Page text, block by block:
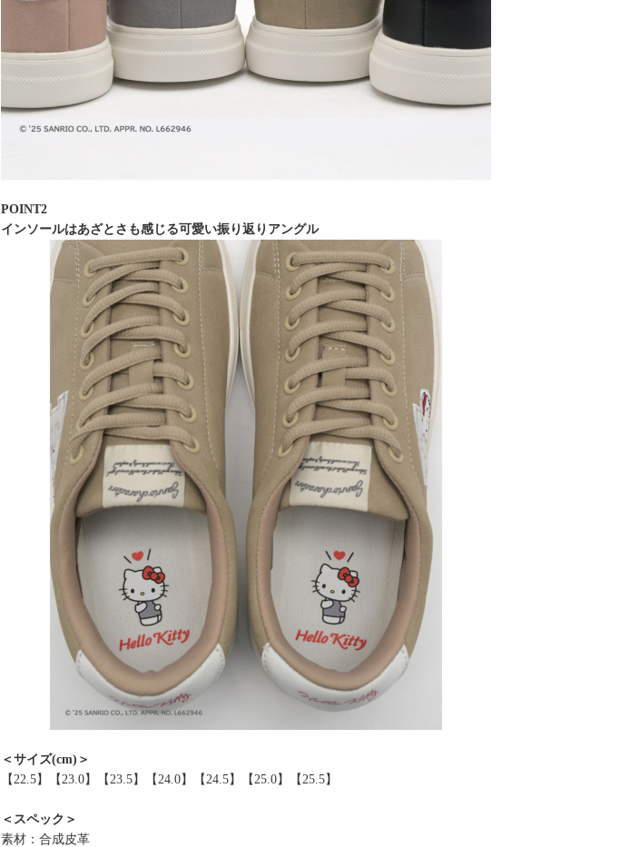
POINT2
インソールはあざとさも感じる可愛い振り返りアングル
＜サイズ(cm)＞
【22.5】【23.0】【23.5】【24.0】【24.5】【25.0】【25.5】
＜スペック＞
素材：合成皮革